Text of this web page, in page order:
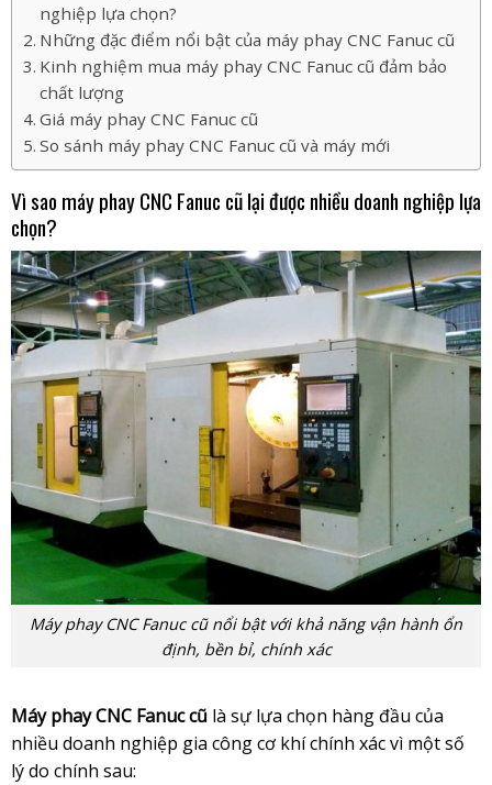
nghiệp lựa chọn?
Những đặc điểm nổi bật của máy phay CNC Fanuc cũ
Kinh nghiệm mua máy phay CNC Fanuc cũ đảm bảo
chất lượng
Giá máy phay CNC Fanuc cũ
So sánh máy phay CNC Fanuc cũ và máy mới
Vì sao máy phay CNC Fanuc cũ lại được nhiều doanh nghiệp lựa
chọn?
Máy phay CNC Fanuc cũ nổi bật với khả năng vận hành ổn
định, bền bỉ, chính xác
Máy phay CNC Fanuc cũlà sự lựa chọn hàng đầu của
nhiều doanh nghiệp gia công cơ khí chính xác vì một số
lý do chính sau: